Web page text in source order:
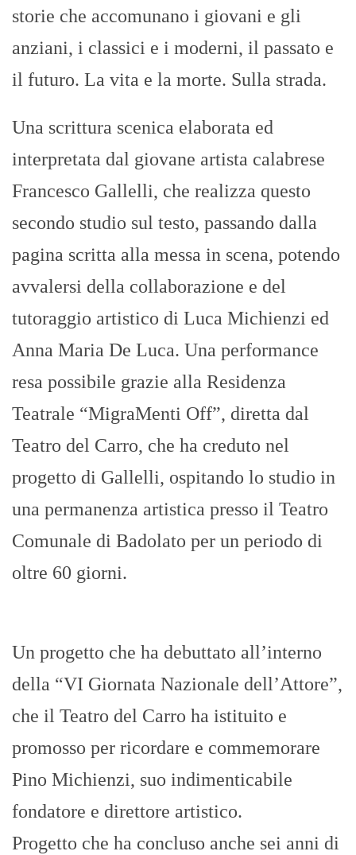
storie che accomunano i giovani e gli
anziani, i classici e i moderni, il passato e
il futuro. La vita e la morte. Sulla strada.
Una scrittura scenica elaborata ed
interpretata dal giovane artista calabrese
Francesco Gallelli, che realizza questo
secondo studio sul testo, passando dalla
pagina scritta alla messa in scena, potendo
avvalersi della collaborazione e del
tutoraggio artistico di Luca Michienzi ed
Anna Maria De Luca. Una performance
resa possibile grazie alla Residenza
Teatrale “MigraMenti Off”, diretta dal
Teatro del Carro, che ha creduto nel
progetto di Gallelli, ospitando lo studio in
una permanenza artistica presso il Teatro
Comunale di Badolato per un periodo di
oltre 60 giorni.
Un progetto che ha debuttato all’interno
della “VI Giornata Nazionale dell’Attore”,
che il Teatro del Carro ha istituito e
promosso per ricordare e commemorare
Pino Michienzi, suo indimenticabile
fondatore e direttore artistico.
Progetto che ha concluso anche sei anni di